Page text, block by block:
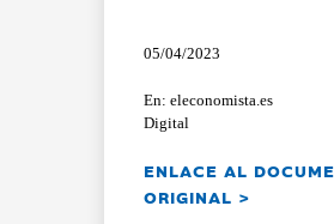
05/04/2023
En: eleconomista.es
Digital
ENLACE AL
ORIGINAL >